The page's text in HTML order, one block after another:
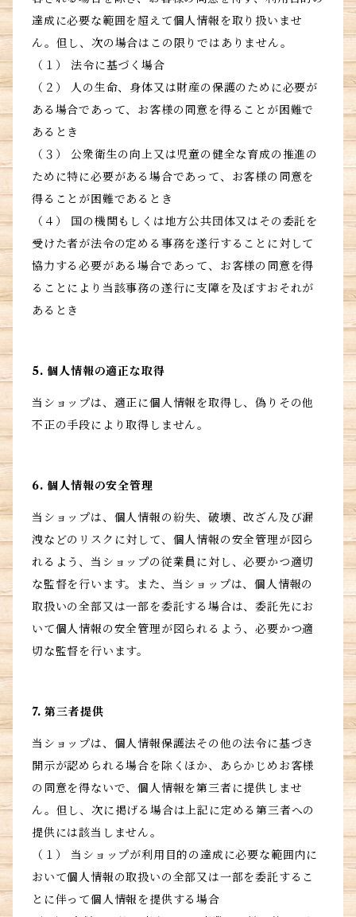
達成に必要な範囲を超えて個人情報を取り扱いませ
ん。但し、次の場合はこの限りではありません。
（１） 法令に基づく場合
（２） 人の生命、身体又は財産の保護のために必要が
ある場合であって、お客様の同意を得ることが困難で
あるとき
（３） 公衆衛生の向上又は児童の健全な育成の推進の
ために特に必要がある場合であって、お客様の同意を
得ることが困難であるとき
（４） 国の機関もしくは地方公共団体又はその委託を
受けた者が法令の定める事務を遂行することに対して
協力する必要がある場合であって、お客様の同意を得
ることにより当該事務の遂行に支障を及ぼすおそれが
あるとき
5. 個人情報の適正な取得
当ショップは、適正に個人情報を取得し、偽りその他
不正の手段により取得しません。
6. 個人情報の安全管理
当ショップは、個人情報の紛失、破壊、改ざん及び漏
洩などのリスクに対して、個人情報の安全管理が図ら
れるよう、当ショップの従業員に対し、必要かつ適切
な監督を行います。また、当ショップは、個人情報の
取扱いの全部又は一部を委託する場合は、委託先にお
いて個人情報の安全管理が図られるよう、必要かつ適
切な監督を行います。
7. 第三者提供
当ショップは、個人情報保護法その他の法令に基づき
開示が認められる場合を除くほか、あらかじめお客様
の同意を得ないで、個人情報を第三者に提供しませ
ん。但し、次に掲げる場合は上記に定める第三者への
提供には該当しません。
（１） 当ショップが利用目的の達成に必要な範囲内に
おいて個人情報の取扱いの全部又は一部を委託するこ
とに伴って個人情報を提供する場合